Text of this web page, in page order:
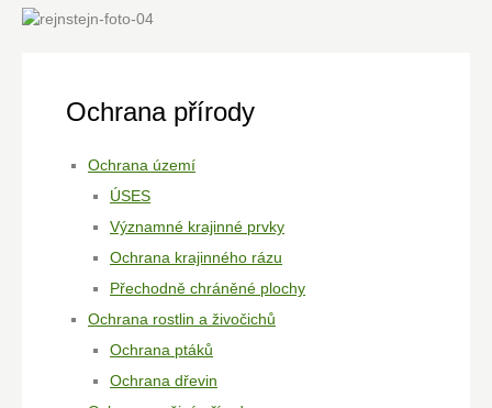
Ochrana přírody
Ochrana území
ÚSES
Významné krajinné prvky
Ochrana krajinného rázu
Přechodně chráněné plochy
Ochrana rostlin a živočichů
Ochrana ptáků
Ochrana dřevin